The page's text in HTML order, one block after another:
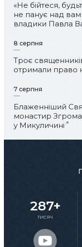
«Не бійтеся,
не панує над
владики Павла
8 серпня
Троє
отримали право
7 серпня
Блаженніший
монастир
у Микуличині
287+
тисяч